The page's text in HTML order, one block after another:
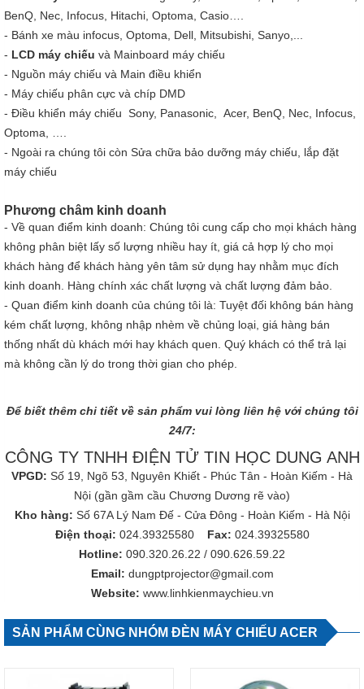
BenQ, Nec, Infocus, Hitachi, Optoma, Casio….
- Bánh xe màu infocus, Optoma, Dell, Mitsubishi, Sanyo,...
- LCD máy chiếu và Mainboard máy chiếu
- Nguồn máy chiếu và Main điều khiển
- Máy chiếu phân cực và chíp DMD
- Điều khiển máy chiếu Sony, Panasonic, Acer, BenQ, Nec, Infocus,
Optoma, ….
- Ngoài ra chúng tôi còn Sửa chữa bảo dưỡng máy chiếu, lắp đặt
máy chiếu
Phương châm kinh doanh
- Về quan điểm kinh doanh: Chúng tôi cung cấp cho mọi khách hàng
không phân biệt lấy số lượng nhiều hay ít, giá cả hợp lý cho mọi
khách hàng để khách hàng yên tâm sử dụng hay nhằm mục đích
kinh doanh. Hàng chính xác chất lượng và chất lượng đảm bảo.
- Quan điểm kinh doanh của chúng tôi là: Tuyệt đối không bán hàng
kém chất lượng, không nhập nhèm về chủng loại, giá hàng bán
thống nhất dù khách mới hay khách quen. Quý khách có thể trả lại
mà không cần lý do trong thời gian cho phép.
Để biết thêm chi tiết về sản phẩm vui lòng liên hệ với chúng tôi
24/7:
CÔNG TY TNHH ĐIỆN TỬ TIN HỌC DUNG ANH
VPGD: Số 19, Ngõ 53, Nguyên Khiết - Phúc Tân - Hoàn Kiếm - Hà
Nội (gần gầm cầu Chương Dương rẽ vào)
Kho hàng: Số 67A Lý Nam Đế - Cửa Đông - Hoàn Kiếm - Hà Nội
Điện thoại: 024.39325580 Fax: 024.39325580
Hotline: 090.320.26.22 / 090.626.59.22
Email: dungptprojector@gmail.com
Website: www.linhkienmaychieu.vn
SẢN PHẨM CÙNG NHÓM ĐÈN MÁY CHIẾU ACER